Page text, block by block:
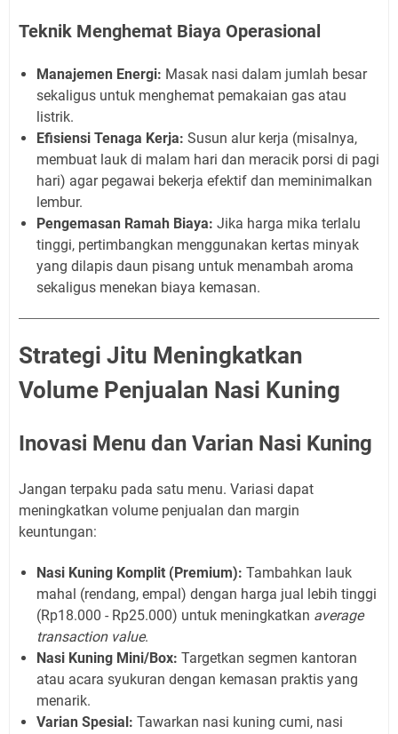
Teknik Menghemat Biaya Operasional
Manajemen Energi: Masak nasi dalam jumlah besar
sekaligus untuk menghemat pemakaian gas atau
listrik.
Efisiensi Tenaga Kerja: Susun alur kerja (misalnya,
membuat lauk di malam hari dan meracik porsi di pagi
hari) agar pegawai bekerja efektif dan meminimalkan
lembur.
Pengemasan Ramah Biaya: Jika harga mika terlalu
tinggi, pertimbangkan menggunakan kertas minyak
yang dilapis daun pisang untuk menambah aroma
sekaligus menekan biaya kemasan.
Strategi Jitu Meningkatkan
Volume Penjualan Nasi Kuning
Inovasi Menu dan Varian Nasi Kuning
Jangan terpaku pada satu menu. Variasi dapat
meningkatkan volume penjualan dan margin
keuntungan:
Nasi Kuning Komplit (Premium): Tambahkan lauk
mahal (rendang, empal) dengan harga jual lebih tinggi
(Rp18.000 - Rp25.000) untuk meningkatkan average
transaction value.
Nasi Kuning Mini/Box: Targetkan segmen kantoran
atau acara syukuran dengan kemasan praktis yang
menarik.
Varian Spesial: Tawarkan nasi kuning cumi, nasi